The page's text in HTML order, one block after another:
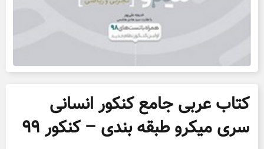
کتاب عربی جامع کنکور انسانی
سری میکرو طبقه بندی – کنکور ۹۹